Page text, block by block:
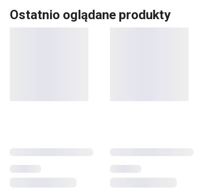
Ostatnio oglądane produkty